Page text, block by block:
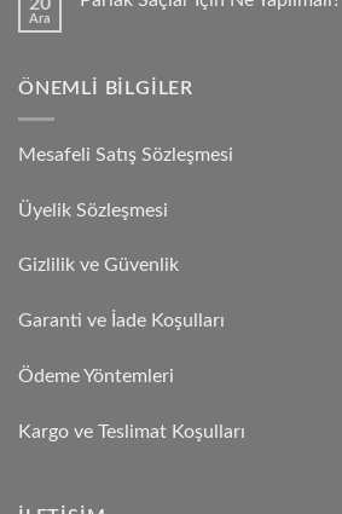
20
Ara
ÖNEMLI BILGILER
Mesafeli Satış Sözleşmesi
Üyelik Sözleşmesi
Gizlilik ve Güvenlik
Garanti ve İade Koşulları
Ödeme Yöntemleri
Kargo ve Teslimat Koşulları